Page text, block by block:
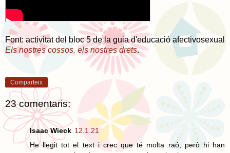
Font: activitat del bloc 5 de la guia d'educació afectivosexual
Els nostres cossos, els nostres drets.
Comparteix
23 comentaris:
Isaac Wieck 12.1.21
He llegit tot el text i crec que té molta raó, però hi han